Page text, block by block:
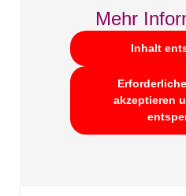
Mehr
Inhalt
akzeptieren